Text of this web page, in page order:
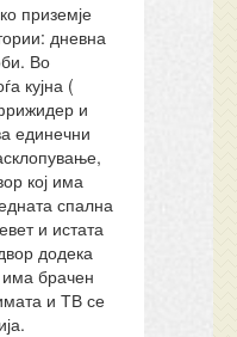
приземје
дневна
Во
кујна (
и
единечни
кој има
спална
и истата
додека
брачен
и ТВ се